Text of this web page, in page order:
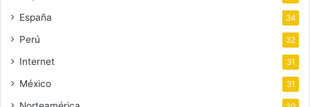
España 34
Perú 32
Internet 31
México 31